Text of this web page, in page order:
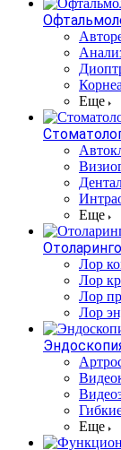
Еще
Еще
Лор
Лор
Лор
Лор
Еще